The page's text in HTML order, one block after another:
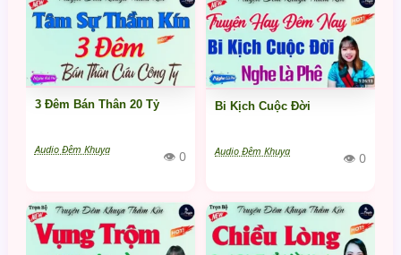
3 Đêm Bán Thân 20 Tỷ
Audio Đêm Khuya 👁 0
Bi Kịch Cuộc Đời
Audio Đêm Khuya 👁 0